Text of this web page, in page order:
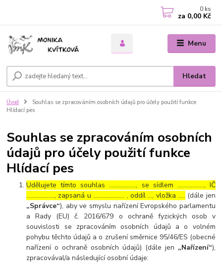
Menu
Hledat
0 ks
za 0,00 Kč
Úvod
Souhlas se zpracováním osobních údajů pro účely použití funkce
Hlídací pes
Souhlas se zpracováním osobních
údajů pro účely použití funkce
Hlídací pes
Udělujete tímto souhlas ……………..., se sídlem ………………, IČ
………………., zapsaná u ………………… , oddíl …, vložka ….. (dále jen
„Správce“), aby ve smyslu nařízení Evropského parlamentu
a Rady (EU) č. 2016/679 o ochraně fyzických osob v
souvislosti se zpracováním osobních údajů a o volném
pohybu těchto údajů a o zrušení směrnice 95/46/ES (obecné
nařízení o ochraně osobních údajů) (dále jen „Nařízení“),
zpracovával/a následující osobní údaje: